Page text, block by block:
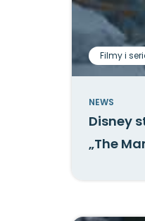
Filmy i
NEWS
Disney
„The